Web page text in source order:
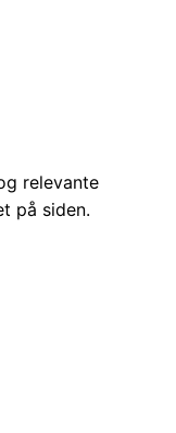
relevante
på siden.